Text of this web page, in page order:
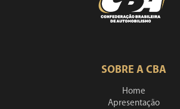
SOBRE A CBA
Home
Apresentação